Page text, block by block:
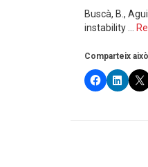
Buscà, B.,
instability …
Comparteix